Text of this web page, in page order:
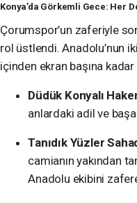
Konya’da Görkemli Gece: Her
Çorumspor’un zaferiyle
rol üstlendi. Anadolu’nun
içinden ekran başına kadar
Düdük Konyalı
anlardaki adil ve
Tanıdık Yüzler
camianın yakından
Anadolu ekibini